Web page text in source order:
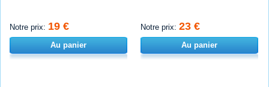
Notre prix: 19 €
Au panier
Notre prix: 23 €
Au panier